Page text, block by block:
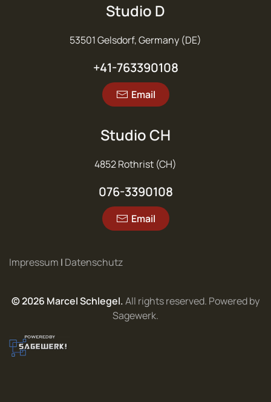
Studio D
53501 Gelsdorf, Germany (DE)
+41-763390108
Email
Studio CH
4852 Rothrist (CH)
076-3390108
Email
Impressum | Datenschutz
©2026 Marcel Schlegel.All rights reserved. Powered by
Sagewerk.